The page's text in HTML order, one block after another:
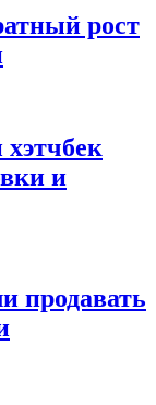
рост
и
продавать